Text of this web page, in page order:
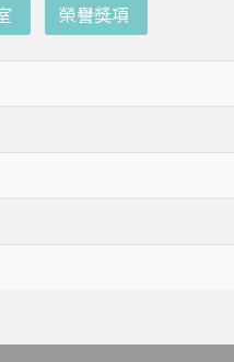
榮譽獎項